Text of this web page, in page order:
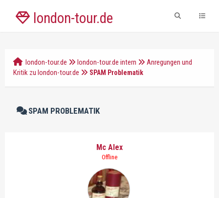
london-tour.de
london-tour.de london-tour.de intern
Anregungen und
Kritik zu london-tour.de
SPAM Problematik
SPAM PROBLEMATIK
Mc Alex
Offline